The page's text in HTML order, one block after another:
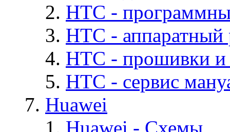
HTC -
HTC - аппаратный
HTC - прошивки
HTC - cервис
Huawei
Huawei - Cхемы